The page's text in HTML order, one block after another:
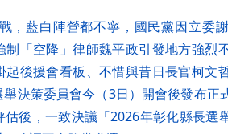
，藍白陣營都不寧，國民黨因立委
制「空降」律師魏平政引發地方強烈
起後援會看板、不惜與昔日長官柯文
決策委員會今（3日）開會後發布正
後，一致決議「2026年彰化縣長選